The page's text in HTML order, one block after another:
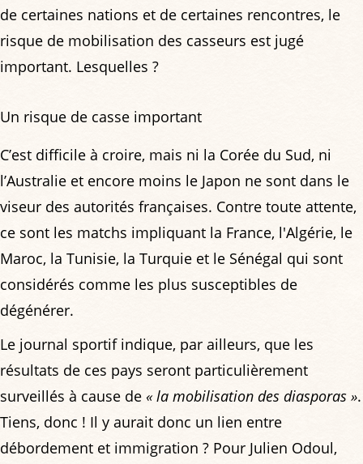
de certaines nations et de certaines rencontres, le
risque de mobilisation des casseurs est jugé
important. Lesquelles ?
Un risque de casse important
C’est difficile à croire, mais ni la Corée du Sud, ni
l’Australie et encore moins le Japon ne sont dans le
viseur des autorités françaises. Contre toute attente,
ce sont les matchs impliquant la France, l'Algérie, le
Maroc, la Tunisie, la Turquie et le Sénégal qui sont
considérés comme les plus susceptibles de
dégénérer.
Le journal sportif indique, par ailleurs, que les
résultats de ces pays seront particulièrement
surveillés à cause de « la mobilisation des diasporas ».
Tiens, donc ! Il y aurait donc un lien entre
débordement et immigration ? Pour Julien Odoul,